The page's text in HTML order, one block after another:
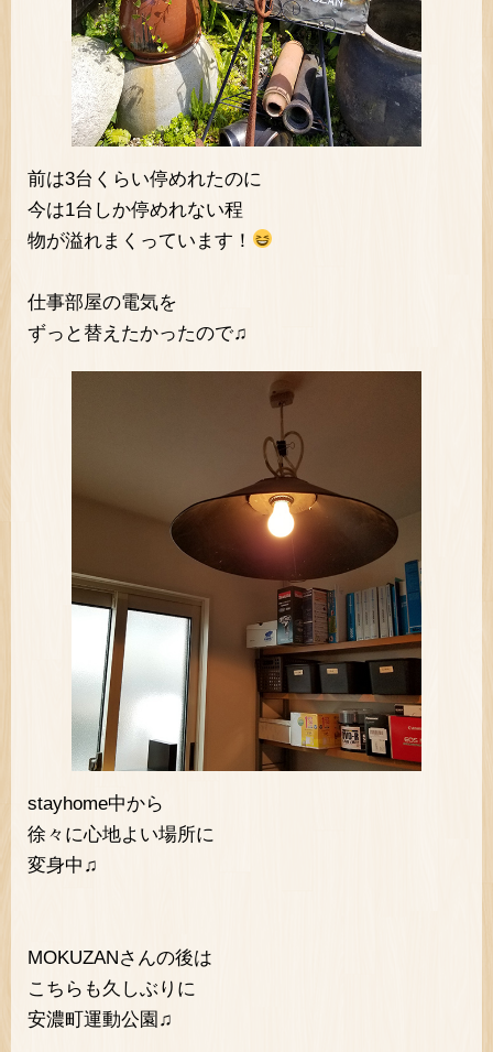
前は3台くらい停めれたのに
今は1台しか停めれない程
物が溢れまくっています！
仕事部屋の電気を
ずっと替えたかったので♫
stayhome中から
徐々に心地よい場所に
変身中♫
MOKUZANさんの後は
こちらも久しぶりに
安濃町運動公園♫